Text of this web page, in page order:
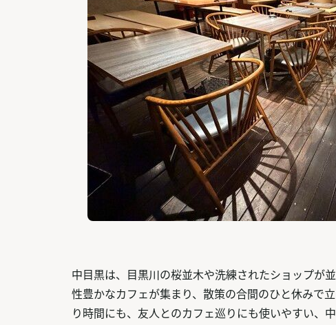
中目黒は、目黒川の桜並木や洗練されたショップが
性豊かなカフェが集まり、散策の合間のひと休みで
り時間にも、友人とのカフェ巡りにも使いやすい、